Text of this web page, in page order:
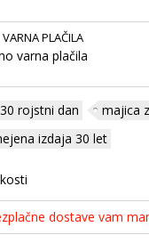
PLAČILA
rojstni dan majica
izdaja 30 let
dostave vam